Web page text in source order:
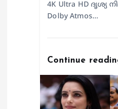
4K Ultra HD ദൃശ്യ
Dolby Atmos…
Continue